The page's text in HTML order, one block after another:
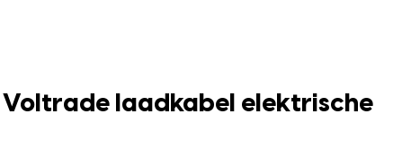
Voltrade laadkabel elektrische